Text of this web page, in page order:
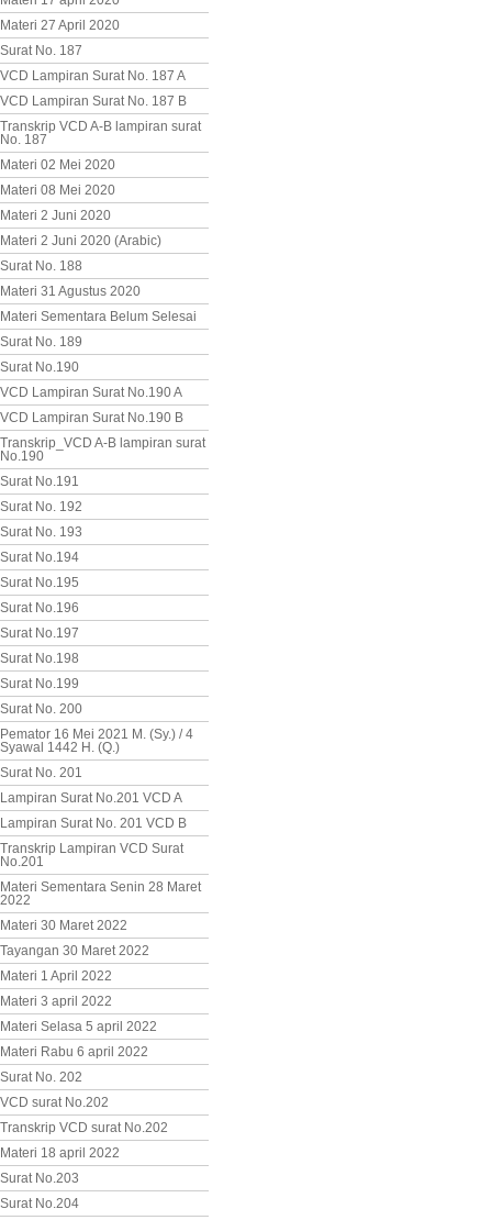
Materi 27 April 2020
Surat No. 187
VCD Lampiran Surat No. 187 A
VCD Lampiran Surat No. 187 B
Transkrip VCD A-B lampiran surat
No. 187
Materi 02 Mei 2020
Materi 08 Mei 2020
Materi 2 Juni 2020
Materi 2 Juni 2020 (Arabic)
Surat No. 188
Materi 31 Agustus 2020
Materi Sementara Belum Selesai
Surat No. 189
Surat No.190
VCD Lampiran Surat No.190 A
VCD Lampiran Surat No.190 B
Transkrip_VCD A-B lampiran surat
No.190
Surat No.191
Surat No. 192
Surat No. 193
Surat No.194
Surat No.195
Surat No.196
Surat No.197
Surat No.198
Surat No.199
Surat No. 200
Pemator 16 Mei 2021 M. (Sy.) / 4
Syawal 1442 H. (Q.)
Surat No. 201
Lampiran Surat No.201 VCD A
Lampiran Surat No. 201 VCD B
Transkrip Lampiran VCD Surat
No.201
Materi Sementara Senin 28 Maret
2022
Materi 30 Maret 2022
Tayangan 30 Maret 2022
Materi 1 April 2022
Materi 3 april 2022
Materi Selasa 5 april 2022
Materi Rabu 6 april 2022
Surat No. 202
VCD surat No.202
Transkrip VCD surat No.202
Materi 18 april 2022
Surat No.203
Surat No.204